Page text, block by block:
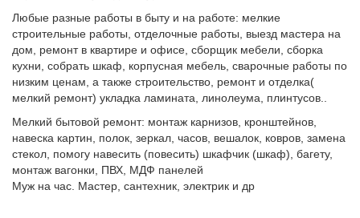
Любые разные работы в быту и на работе: мелкие
строительные работы, отделочные работы, выезд мастера на
дом, ремонт в квартире и офисе, сборщик мебели, сборка
кухни, собрать шкаф, корпусная мебель, сварочные работы по
низким ценам, а также строительство, ремонт и отделка(
мелкий ремонт) укладка ламината, линолеума, плинтусов..
Мелкий бытовой ремонт: монтаж карнизов, кронштейнов,
навеска картин, полок, зеркал, часов, вешалок, ковров, замена
стекол, помогу навесить (повесить) шкафчик (шкаф), багету,
монтаж вагонки, ПВХ, МДФ панелей
Муж на час. Мастер, сантехник, электрик и др